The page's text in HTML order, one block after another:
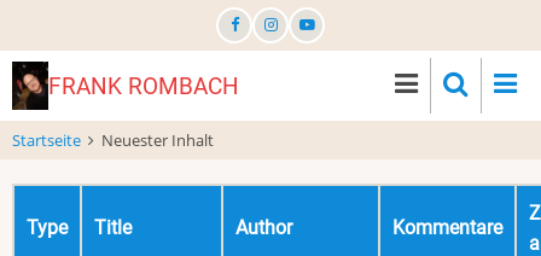
zum
InhaltFRANK ROMBACH
Startseite Neuester Inhalt
Type Title Author Kommentare